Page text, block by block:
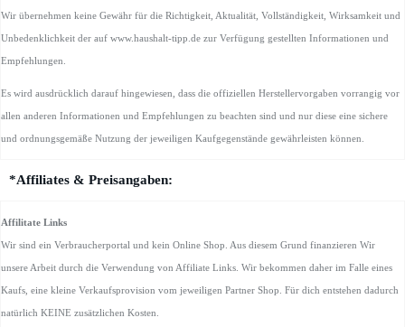
Wir übernehmen keine Gewähr für die Richtigkeit, Aktualität, Vollständigkeit, Wirksamkeit und
Unbedenklichkeit der auf www.haushalt-tipp.de zur Verfügung gestellten Informationen und
Empfehlungen.
Es wird ausdrücklich darauf hingewiesen, dass die offiziellen Herstellervorgaben vorrangig vor
allen anderen Informationen und Empfehlungen zu beachten sind und nur diese eine sichere
und ordnungsgemäße Nutzung der jeweiligen Kaufgegenstände gewährleisten können.
*Affiliates & Preisangaben:
Affilitate Links
Wir sind ein Verbraucherportal und kein Online Shop. Aus diesem Grund finanzieren Wir
unsere Arbeit durch die Verwendung von Affiliate Links. Wir bekommen daher im Falle eines
Kaufs, eine kleine Verkaufsprovision vom jeweiligen Partner Shop. Für dich entstehen dadurch
natürlich KEINE zusätzlichen Kosten.